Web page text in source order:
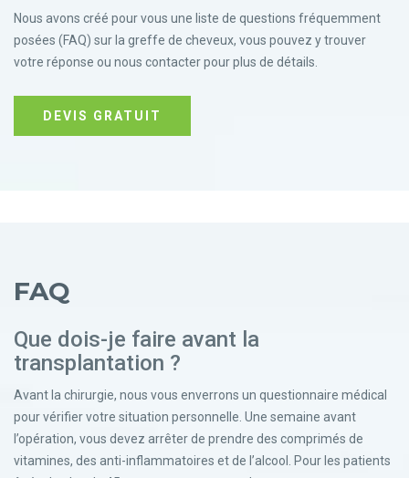
Nous avons créé pour vous une liste de questions fréquemment
posées (FAQ) sur la greffe de cheveux, vous pouvez y trouver
votre réponse ou nous contacter pour plus de détails.
DEVIS GRATUIT
FAQ
Que dois-je faire avant la
transplantation ?
Avant la chirurgie, nous vous enverrons un questionnaire médical
pour vérifier votre situation personnelle. Une semaine avant
l’opération, vous devez arrêter de prendre des comprimés de
vitamines, des anti-inflammatoires et de l’alcool. Pour les patients